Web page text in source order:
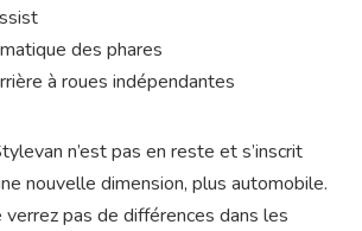
des phares
à roues indépendantes
n’est pas en reste et s’inscrit
nouvelle dimension, plus automobile.
verrez pas de différences dans les